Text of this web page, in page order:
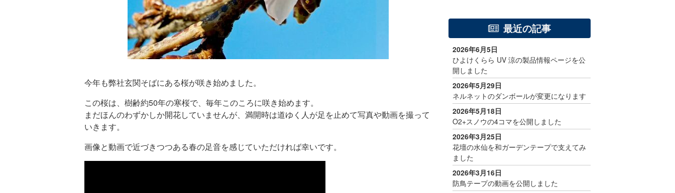
今年も弊社玄関そばにある桜が咲き始めました。
この桜は、樹齢約50年の寒桜で、毎年このころに咲き始めます。
まだほんのわずかしか開花していませんが、満開時は道ゆく人が足を止めて写真や動画を撮って
いきます。
画像と動画で近づきつつある春の足音を感じていただければ幸いです。
最近の記事
2026年6月5日
ひよけくらら UV 涼の製品情報ページを公
開しました
2026年5月29日
ネルネットのダンボールが変更になります
2026年5月18日
O2+スノウの4コマを公開しました
2026年3月25日
花壇の水仙を和ガーデンテープで支えてみ
ました
2026年3月16日
防鳥テープの動画を公開しました